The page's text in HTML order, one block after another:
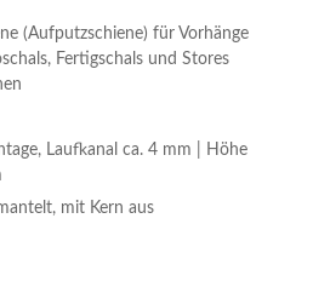
(Aufputzschiene) für Vorhänge
Fertigschals und Stores
Laufkanal ca. 4 mm | Höhe
mit Kern aus